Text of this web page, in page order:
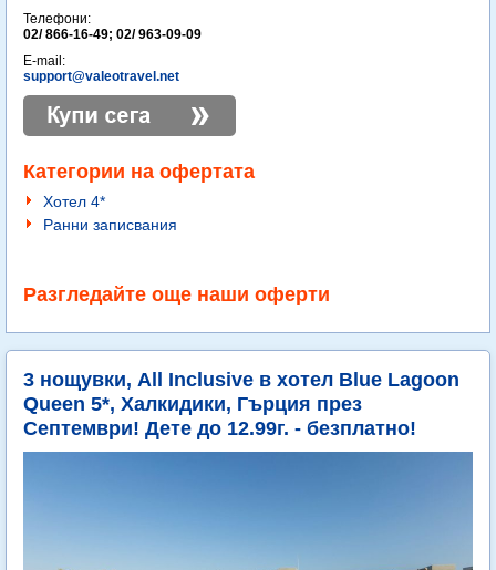
Телефони:
02/ 866-16-49; 02/ 963-09-09
E-mail:
support@valeotravel.net
Категории на офертата
Хотел 4*
Ранни записвания
Разгледайте още наши оферти
3 нощувки, All Inclusive в хотел Blue Lagoon
Queen 5*, Халкидики, Гърция през
Септември! Дете до 12.99г. - безплатно!